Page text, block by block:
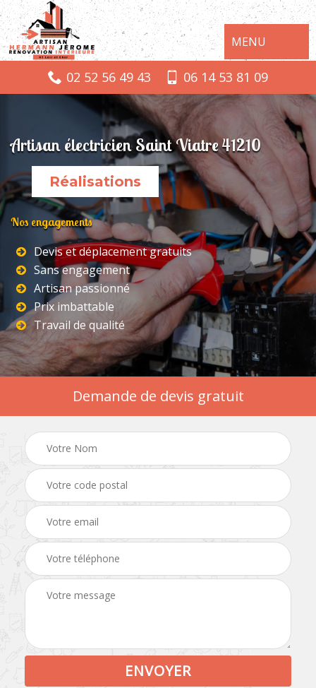
MENU
02 52 56 49 43 06 14 53 81 09
Artisan électricien Saint Viatre 41210
Réalisations
Nos engagements
Devis et déplacement gratuits
Sans engagement
Artisan passionné
Prix imbattable
Travail de qualité
Demande de devis gratuit